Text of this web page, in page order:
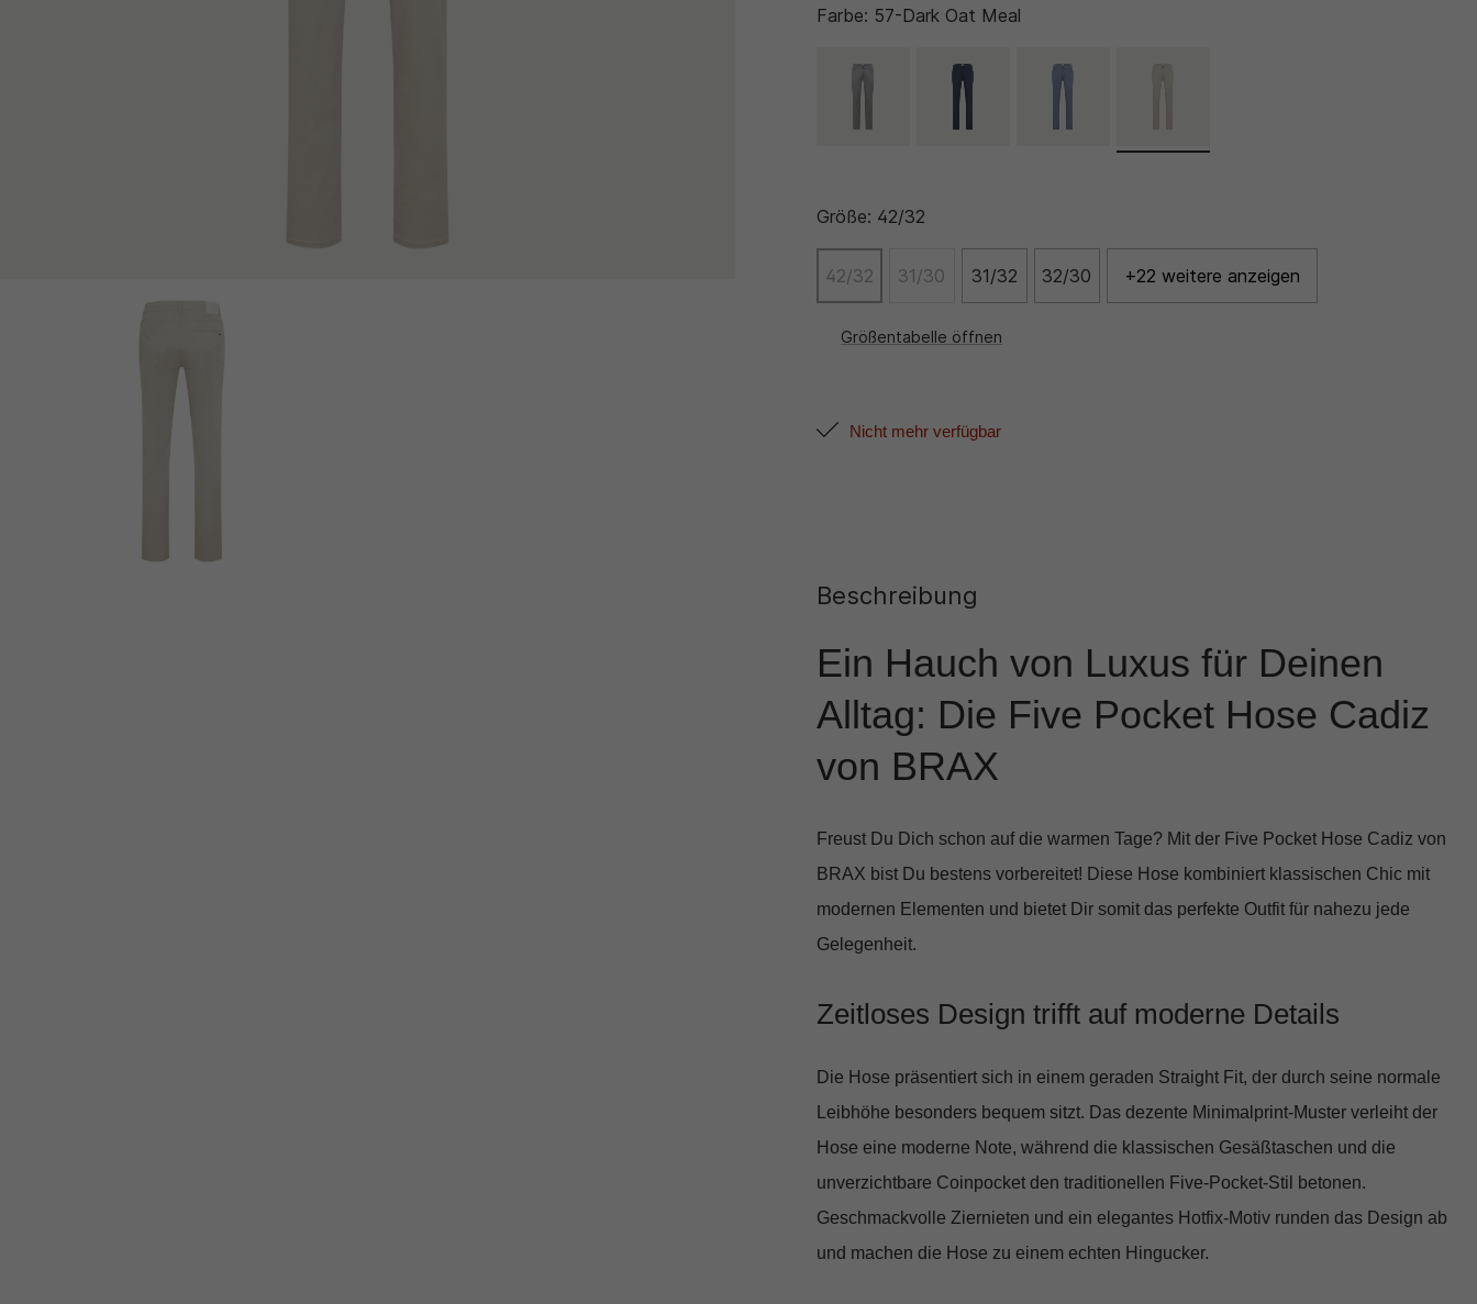
Farbe: 57-Dark Oat Meal
Größe: 42/32
42/32 31/30 31/32 32/30 +22 weitere anzeigen
Größentabelle öffnen
Nicht mehr verfügbar
Beschreibung
Ein Hauch von Luxus für Deinen
Alltag: Die Five Pocket Hose Cadiz
von BRAX
Freust Du Dich schon auf die warmen Tage? Mit der Five Pocket Hose Cadiz von
BRAX bist Du bestens vorbereitet! Diese Hose kombiniert klassischen Chic mit
modernen Elementen und bietet Dir somit das perfekte Outfit für nahezu jede
Gelegenheit.
Zeitloses Design trifft auf moderne Details
Die Hose präsentiert sich in einem geraden Straight Fit, der durch seine normale
Leibhöhe besonders bequem sitzt. Das dezente Minimalprint-Muster verleiht der
Hose eine moderne Note, während die klassischen Gesäßtaschen und die
unverzichtbare Coinpocket den traditionellen Five-Pocket-Stil betonen.
Geschmackvolle Ziernieten und ein elegantes Hotfix-Motiv runden das Design ab
und machen die Hose zu einem echten Hingucker.